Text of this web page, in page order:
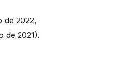
de 2022,
de 2021).